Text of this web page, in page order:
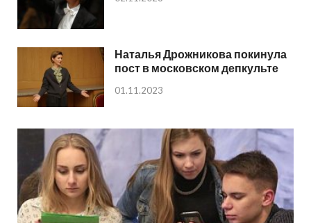
Наталья Дрожникова покинула
пост в московском депкульте
01.11.2023